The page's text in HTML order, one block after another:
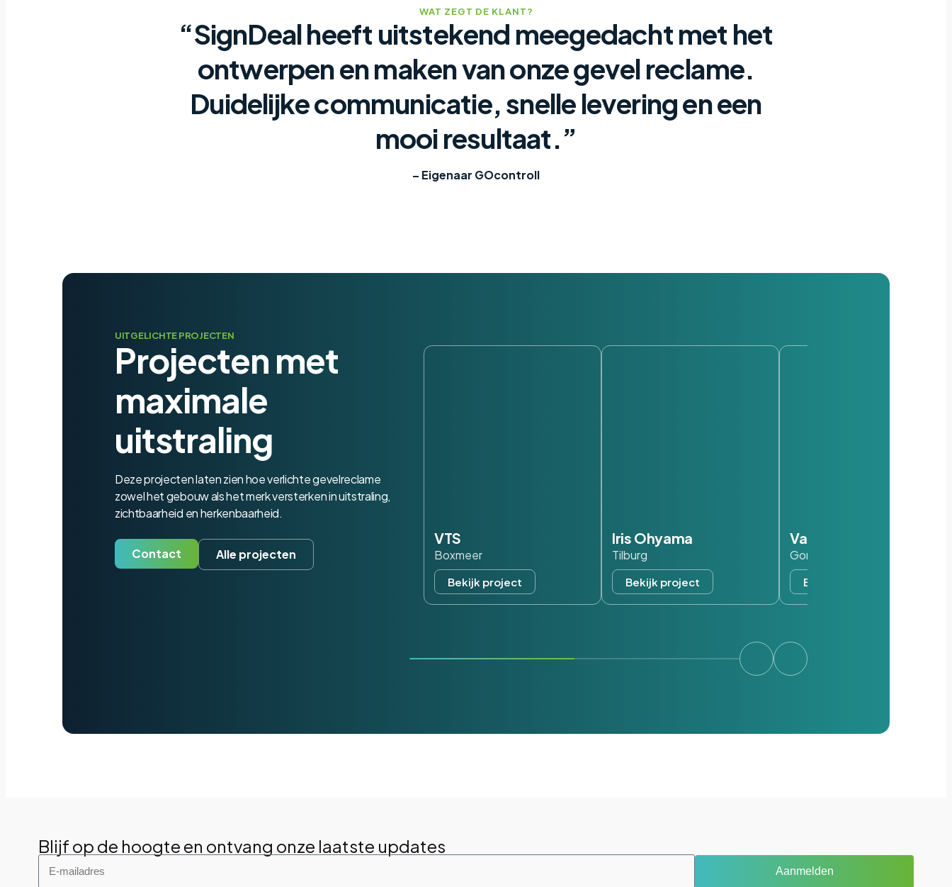
WAT ZEGT DE KLANT?
“SignDeal heeft uitstekend meegedacht met het
ontwerpen en maken van onze gevel reclame.
Duidelijke communicatie, snelle levering en een
mooi resultaat.”
– Eigenaar GOcontroll
UITGELICHTE PROJECTEN
Projecten met
maximale
uitstraling
Deze projecten laten zien hoe verlichte gevelreclame
zowel het gebouw als het merk versterken in uitstraling,
zichtbaarheid en herkenbaarheid.
Contact Alle projecten
VTS
Boxmeer
Bekijk project
Iris Ohyama
Tilburg
Bekijk project
Van der Valk
Gorinchem
Bekijk project
Blijf op de hoogte en ontvang onze laatste updates
Aanmelden